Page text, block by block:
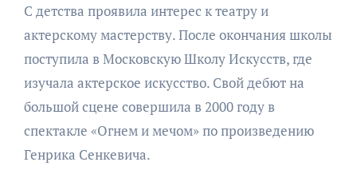
С детства проявила интерес к театру и
актерскому мастерству. После окончания школы
поступила в Московскую Школу Искусств, где
изучала актерское искусство. Свой дебют на
большой сцене совершила в 2000 году в
спектакле «Огнем и мечом» по произведению
Генрика Сенкевича.